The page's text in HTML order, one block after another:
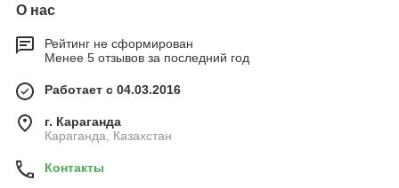
О нас
Рейтинг не сформирован
Менее 5 отзывов за последний год
Работает с 04.03.2016
г. Караганда
Караганда, Казахстан
Контакты